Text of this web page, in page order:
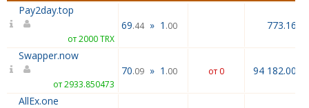
Pay2day.top
от 2000 TRX
69.44 » 1 .00 773.16
Swapper.now
от 2933.850473
70.09 » 1 .00 от 0 94 182.00
AllEx.one